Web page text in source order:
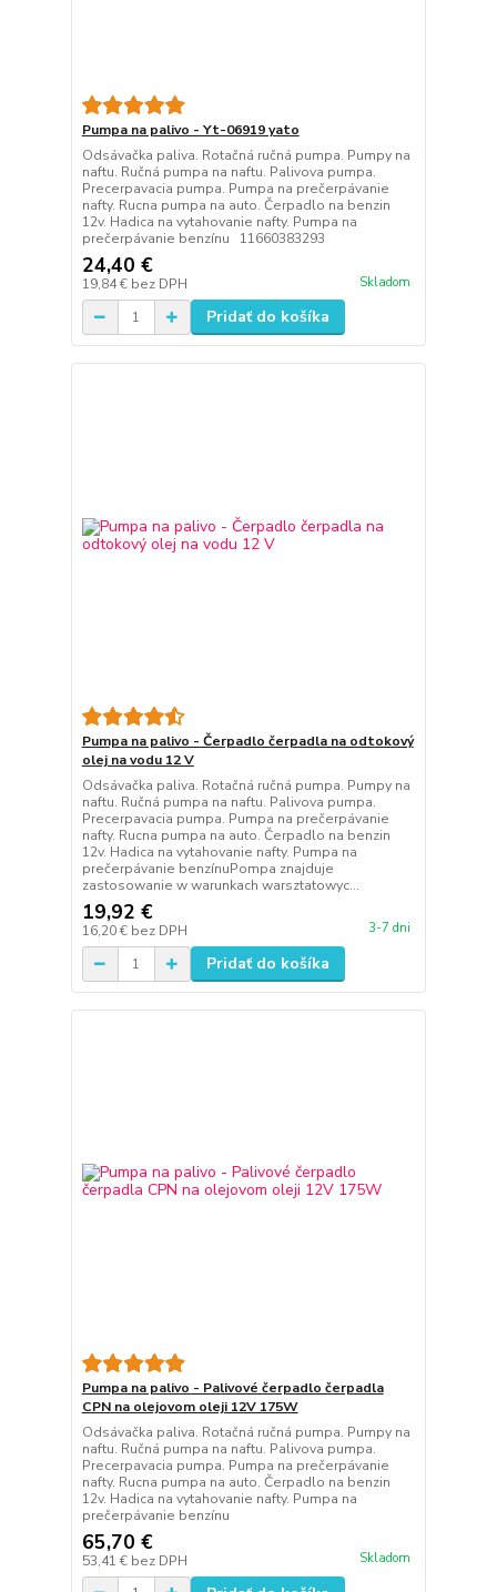
Pumpa na palivo - Yt-06919 yato
Odsávačka paliva. Rotačná ručná pumpa. Pumpy na
naftu. Ručná pumpa na naftu. Palivova pumpa.
Precerpavacia pumpa. Pumpa na prečerpávanie
nafty. Rucna pumpa na auto. Čerpadlo na benzin
12v. Hadica na vytahovanie nafty. Pumpa na
prečerpávanie benzínu 11660383293
24,40 €
19,84 € bez DPH Skladom
Pridať do košíka
Pumpa na palivo - Čerpadlo čerpadla na odtokový
olej na vodu 12 V
Odsávačka paliva. Rotačná ručná pumpa. Pumpy na
naftu. Ručná pumpa na naftu. Palivova pumpa.
Precerpavacia pumpa. Pumpa na prečerpávanie
nafty. Rucna pumpa na auto. Čerpadlo na benzin
12v. Hadica na vytahovanie nafty. Pumpa na
prečerpávanie benzínuPompa znajduje
zastosowanie w warunkach warsztatowyc...
19,92 €
16,20 € bez DPH 3-7 dni
Pridať do košíka
Pumpa na palivo - Palivové čerpadlo čerpadla
CPN na olejovom oleji 12V 175W
Odsávačka paliva. Rotačná ručná pumpa. Pumpy na
naftu. Ručná pumpa na naftu. Palivova pumpa.
Precerpavacia pumpa. Pumpa na prečerpávanie
nafty. Rucna pumpa na auto. Čerpadlo na benzin
12v. Hadica na vytahovanie nafty. Pumpa na
prečerpávanie benzínu
65,70 €
53,41 € bez DPH Skladom